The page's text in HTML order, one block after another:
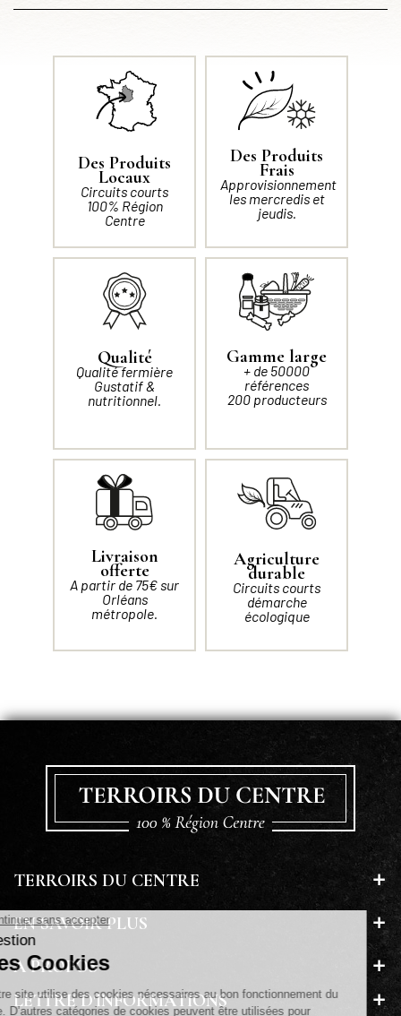
Des Produits
Locaux
Circuits courts
100% Région
Centre
Des Produits
Frais
Approvisionnement
les mercredis et
jeudis.
Qualité
Qualité fermière
Gustatif &
nutritionnel.
Gamme large
+ de 50000
références
200 producteurs
Livraison
offerte
A partir de 75€ sur
Orléans
métropole.
Agriculture
durable
Circuits courts
démarche
écologique
TERROIRS DU CENTRE
EN SAVOIR PLUS
A PROPOS
LETTRE D'INFORMATIONS